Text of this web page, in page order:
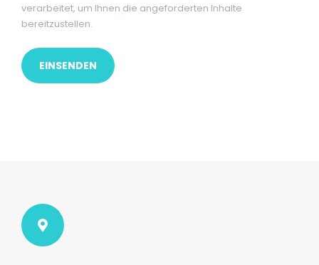
verarbeitet, um Ihnen die angeforderten Inhalte
bereitzustellen.